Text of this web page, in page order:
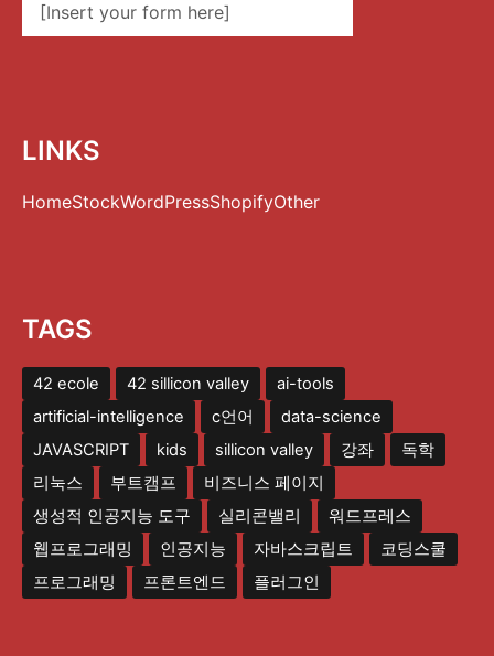
[Insert your form here]
LINKS
HomeStockWordPressShopifyOther
TAGS
42 ecole 42 sillicon valley
ai-tools
artificial-intelligence
c언어
data-science
JAVASCRIPT
kids sillicon valley 강좌
독학
리눅스
부트캠프
비즈니스 페이지
생성적 인공지능 도구
실리콘밸리
워드프레스
웹프로그래밍
인공지능 자바스크립트
코딩스쿨
프로그래밍
프론트엔드 플러그인